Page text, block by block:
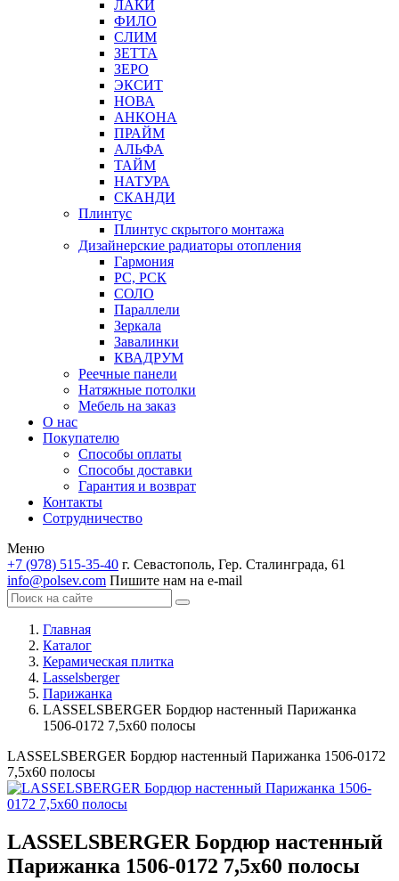
ЛАКИ
ФИЛО
СЛИМ
ЗЕТТА
ЗЕРО
ЭКСИТ
НОВА
АНКОНА
ПРАЙМ
АЛЬФА
ТАЙМ
НАТУРА
СКАНДИ
Плинтус
Плинтус скрытого монтажа
Дизайнерские радиаторы отопления
Гармония
РС, РСК
СОЛО
Параллели
Зеркала
Завалинки
КВАДРУМ
Реечные панели
Натяжные потолки
Мебель на заказ
О нас
Покупателю
Способы оплаты
Способы доставки
Гарантия и возврат
Контакты
Сотрудничество
Меню
+7 (978) 515-35-40 г. Севастополь, Гер. Сталинграда, 61
info@polsev.com Пишите нам на e-mail
Главная
Каталог
Керамическая плитка
Lasselsberger
Парижанка
LASSELSBERGER Бордюр настенный Парижанка
1506-0172 7,5x60 полосы
LASSELSBERGER Бордюр настенный Парижанка 1506-0172
7,5x60 полосы
LASSELSBERGER Бордюр настенный
Парижанка 1506-0172 7,5x60 полосы